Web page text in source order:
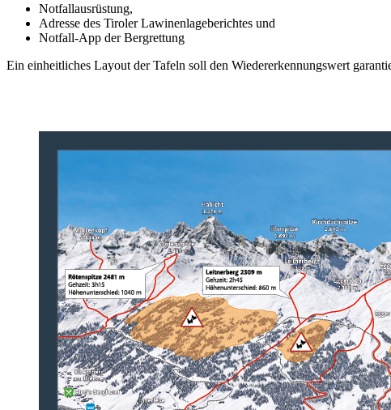
Notfallausrüstung,
Adresse des Tiroler Lawinenlageberichtes und
Notfall-App der Bergrettung
Ein einheitliches Layout der Tafeln soll den Wiedererkennungswert